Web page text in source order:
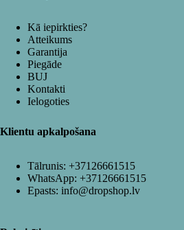
Kā iepirkties?
Atteikums
Garantija
Piegāde
BUJ
Kontakti
Ielogoties
Klientu apkalpošana
Tālrunis: +37126661515
WhatsApp: +37126661515
Epasts: info@dropshop.lv